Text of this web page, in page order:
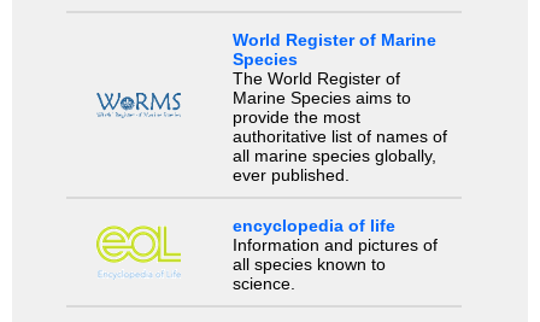
World Register of Marine
Species
The World Register of
Marine Species aims to
provide the most
authoritative list of names of
all marine species globally,
ever published.
encyclopedia of life
Information and pictures of
all species known to
science.